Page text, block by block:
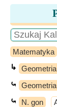
Matematyka
↳ Geometria
⤿
⤿ N. gon